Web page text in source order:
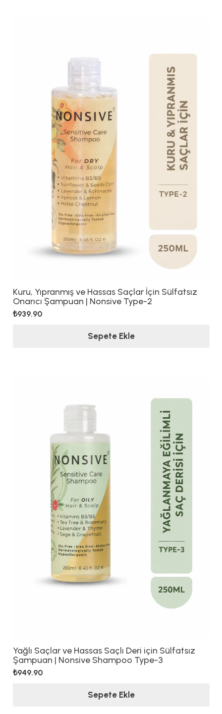
Kuru, Yıpranmış ve Hassas Saçlar İçin Sülfatsız
Onarıcı Şampuan | Nonsive Type-2
₺939.90
Sepete Ekle
Yağlı Saçlar ve Hassas Saçlı Deri için Sülfatsız
Şampuan | Nonsive Shampoo Type-3
₺949.90
Sepete Ekle